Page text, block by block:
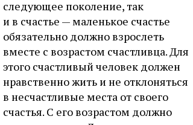
следующее поколение, так
и в счастье — маленькое счастье
обязательно должно взрослеть
вместе с возрастом счастливца. Для
этого счастливый человек должен
нравственно жить и не отклоняться
в несчастливые места от своего
счастья. С его возрастом должно